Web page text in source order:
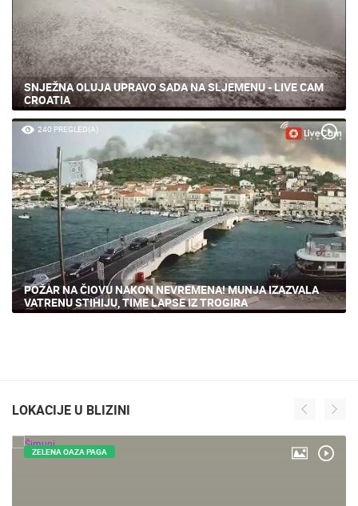
SNJEŽNA OLUJA UPRAVO SADA NA SLJEMENU - LIVE CAM
CROATIA
240 PREGLED(A)
POŽAR NA ČIOVU NAKON NEVREMENA! MUNJA IZAZVALA
VATRENU STIHIJU, TIME LAPSE IZ TROGIRA
LOKACIJE U BLIZINI
ZELENA OAZA PAGA